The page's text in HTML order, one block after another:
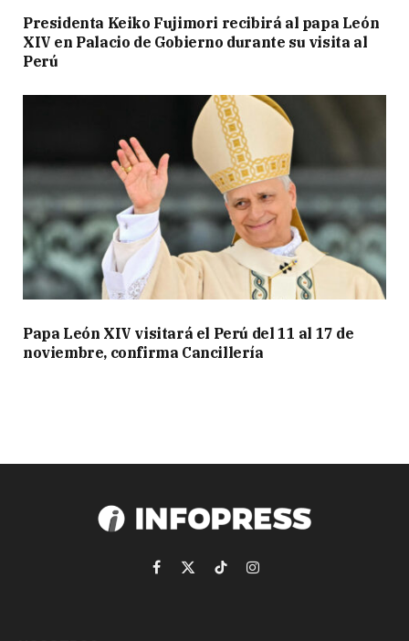
Presidenta Keiko Fujimori recibirá al papa León
XIV en Palacio de Gobierno durante su visita al
Perú
Papa León XIV visitará el Perú del 11 al 17 de
noviembre, confirma Cancillería
Facebook
X
TikTokInstagram